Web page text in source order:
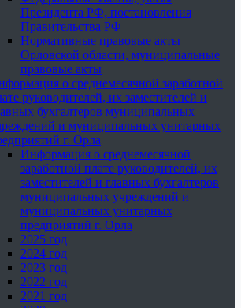
Президента РФ, постановления
Правительства РФ
Нормативные правовые акты
Орловской области, муниципальные
правовые акты
о среднемесячной заработной
руководителей, их заместителей и
бухгалтеров муниципальных
и муниципальных унитарных
г. Орла
Информация о среднемесячной
заработной плате руководителей, их
заместителей и главных бухгалтеров
муниципальных учреждений и
муниципальных унитарных
предприятий г. Орла
2025 год
2024 год
2023 год
2022 год
2021 год